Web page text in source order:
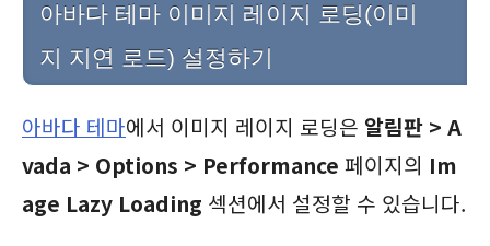
아바다 테마 이미지 레이지 로딩(이미
지 지연 로드) 설정하기
아바다 테마에서 이미지 레이지 로딩은 알림판 > A
vada > Options > Performance 페이지의 Im
age Lazy Loading 섹션에서 설정할 수 있습니다.